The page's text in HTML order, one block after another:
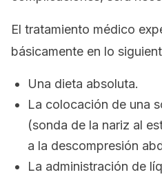
El tratamiento médico
básicamente en lo
Una dieta absoluta.
La colocación de una
(sonda de la nariz al
a la descompresión
La administración de